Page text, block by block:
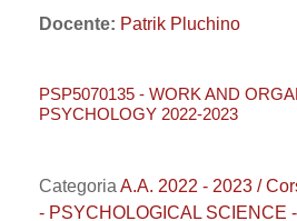
Docente: Patrik Pluchino
PSP5070135 - WORK AND
PSYCHOLOGY 2022-2023
Categoria A.A. 2022 - 2023 /
- PSYCHOLOGICAL SCIENCE